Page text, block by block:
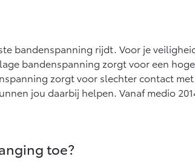
bandenspanning rijdt. Voor je
bandenspanning zorgt voor een
zorgt voor slechter contact
jou daarbij helpen. Vanaf medio
toe?